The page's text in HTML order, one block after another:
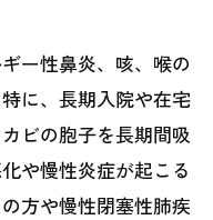
ー性鼻炎、咳、喉の
に、長期入院や在宅
ビの胞子を長期間吸
や慢性炎症が起こる
方や慢性閉塞性肺疾